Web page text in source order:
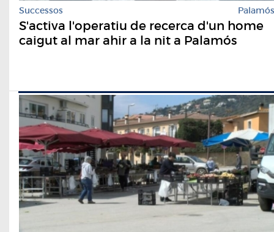
Successos Palamós
S'activa l'operatiu de recerca d'un home
caigut al mar ahir a la nit a Palamós